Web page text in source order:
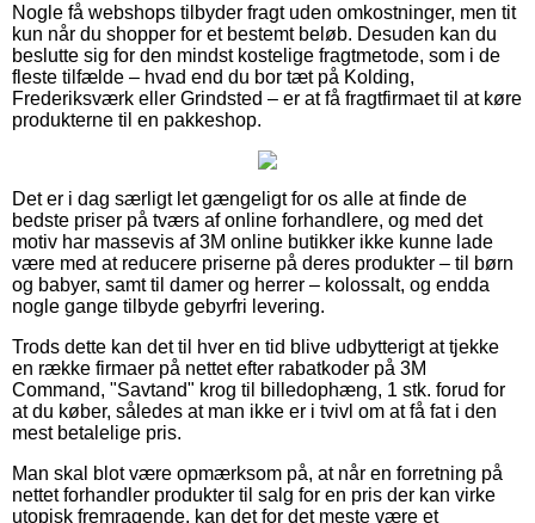
Nogle få webshops tilbyder fragt uden omkostninger, men tit
kun når du shopper for et bestemt beløb. Desuden kan du
beslutte sig for den mindst kostelige fragtmetode, som i de
fleste tilfælde – hvad end du bor tæt på Kolding,
Frederiksværk eller Grindsted – er at få fragtfirmaet til at køre
produkterne til en pakkeshop.
Det er i dag særligt let gængeligt for os alle at finde de
bedste priser på tværs af online forhandlere, og med det
motiv har massevis af 3M online butikker ikke kunne lade
være med at reducere priserne på deres produkter – til børn
og babyer, samt til damer og herrer – kolossalt, og endda
nogle gange tilbyde gebyrfri levering.
Trods dette kan det til hver en tid blive udbytterigt at tjekke
en række firmaer på nettet efter rabatkoder på 3M
Command, "Savtand" krog til billedophæng, 1 stk. forud for
at du køber, således at man ikke er i tvivl om at få fat i den
mest betalelige pris.
Man skal blot være opmærksom på, at når en forretning på
nettet forhandler produkter til salg for en pris der kan virke
utopisk fremragende, kan det for det meste være et